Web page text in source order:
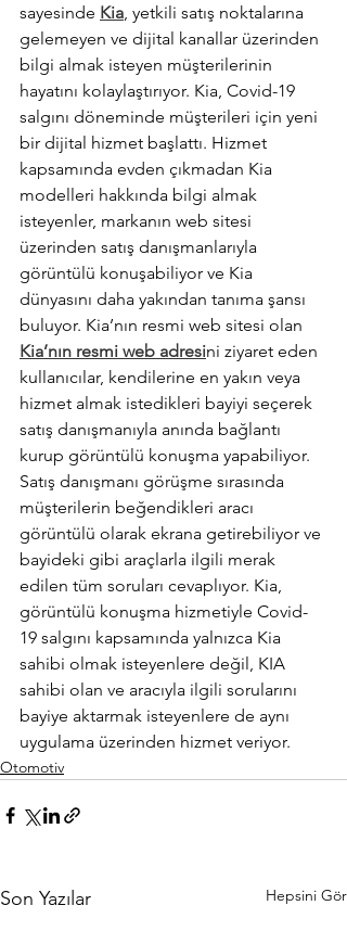
sayesinde Kia , yetkili satış noktalarına
gelemeyen ve dijital kanallar üzerinden
bilgi almak isteyen müşterilerinin
hayatını kolaylaştırıyor. Kia, Covid-19
salgını döneminde müşterileri için yeni
bir dijital hizmet başlattı. Hizmet
kapsamında evden çıkmadan Kia
modelleri hakkında bilgi almak
isteyenler, markanın web sitesi
üzerinden satış danışmanlarıyla
görüntülü konuşabiliyor ve Kia
dünyasını daha yakından tanıma şansı
buluyor. Kia’nın resmi web sitesi olan
Kia’nın resmi web adresini ziyaret eden
kullanıcılar, kendilerine en yakın veya
hizmet almak istedikleri bayiyi seçerek
satış danışmanıyla anında bağlantı
kurup görüntülü konuşma yapabiliyor.
Satış danışmanı görüşme sırasında
müşterilerin beğendikleri aracı
görüntülü olarak ekrana getirebiliyor ve
bayideki gibi araçlarla ilgili merak
edilen tüm soruları cevaplıyor. Kia,
görüntülü konuşma hizmetiyle Covid-
19 salgını kapsamında yalnızca Kia
sahibi olmak isteyenlere değil, KIA
sahibi olan ve aracıyla ilgili sorularını
bayiye aktarmak isteyenlere de aynı
uygulama üzerinden hizmet veriyor.
Otomotiv
Son Yazılar Hepsini Gör